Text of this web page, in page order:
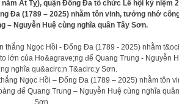
Ất Tỵ), quận Đống Đa tổ chức Lễ hội kỷ niệm
Đa (1789 – 2025) nhằm tôn vinh, tưởng nhớ
– Nguyễn Huệ cùng nghĩa quân Tây Sơn.
Ngọc Hồi – Đống Đa (1789 – 2025) nhằm tôn
đế Quang Trung – Nguyễn Huệ cùng nghĩa
Sơn.